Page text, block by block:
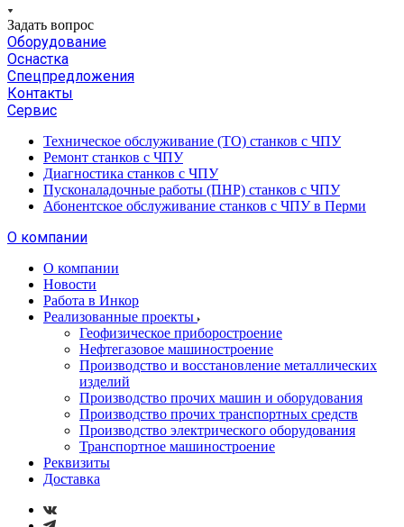
Задать вопрос
Оборудование
Оснастка
Спецпредложения
Контакты
Сервис
Техническое обслуживание (ТО) станков с ЧПУ
Ремонт станков с ЧПУ
Диагностика станков с ЧПУ
Пусконаладочные работы (ПНР) станков с ЧПУ
Абонентское обслуживание станков с ЧПУ в Перми
О компании
О компании
Новости
Работа в Инкор
Реализованные проекты
Геофизическое приборостроение
Нефтегазовое машиностроение
Производство и восстановление металлических
изделий
Производство прочих машин и оборудования
Производство прочих транспортных средств
Производство электрического оборудования
Транспортное машиностроение
Реквизиты
Доставка